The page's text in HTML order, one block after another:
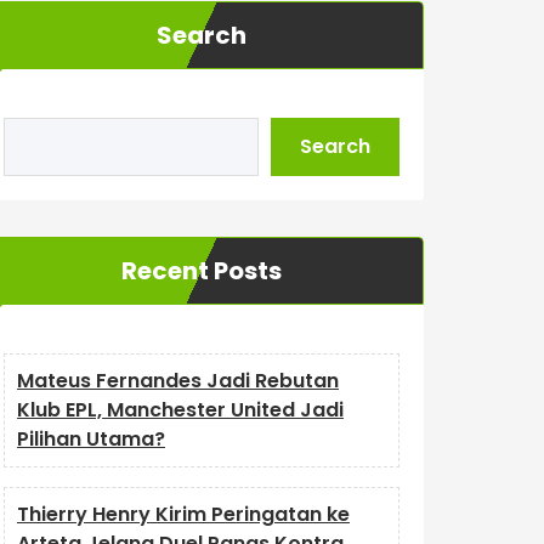
Search
Search
Recent Posts
Mateus Fernandes Jadi Rebutan
Klub EPL, Manchester United Jadi
Pilihan Utama?
Thierry Henry Kirim Peringatan ke